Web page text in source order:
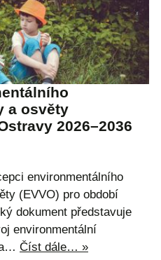
a osvěty
2026–2036
environmentálního
(EVVO) pro období
dokument představuje
environmentální
Číst dále… »